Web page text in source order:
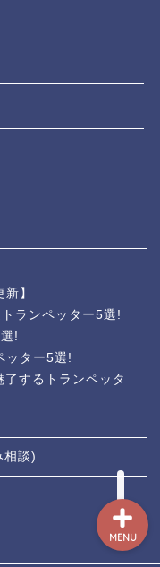
】
ランペッター5選!
!
ッター5選!
了するトランペッタ
相談)
MENU
ター名鑑 ┫
の練習法 ┫
み相談回答┛